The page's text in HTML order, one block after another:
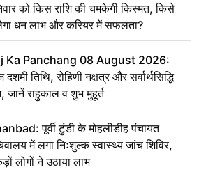
को किस राशि की चमकेगी किस्मत, किसे
धन लाभ और करियर में सफलता?
Ka Panchang 08 August 2026:
तिथि, रोहिणी नक्षत्र और सर्वार्थसिद्धि
जानें राहुकाल व शुभ मुहूर्त
पूर्वी टुंडी के मोहलीडीह पंचायत
में लगा निःशुल्क स्वास्थ्य जांच शिविर,
लोगों ने उठाया लाभ